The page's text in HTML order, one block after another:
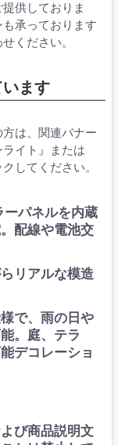
供しておりま
承っております
ください。
ます
は、関連バナー
イト』または
してください。
ーパネルを内蔵
配線や電池交
リアルな模造
で、雨の日や
。庭、テラ
デコレーショ
び商品説明文